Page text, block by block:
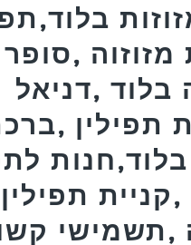
,סופר
,דניאל
תפילין
תפילין
,תשמישי